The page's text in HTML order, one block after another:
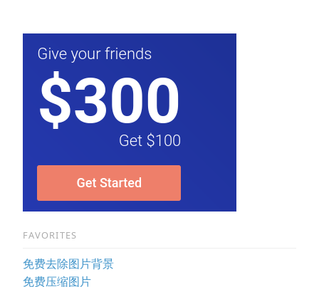
FAVORITES
免费去除图片背景
免费压缩图片